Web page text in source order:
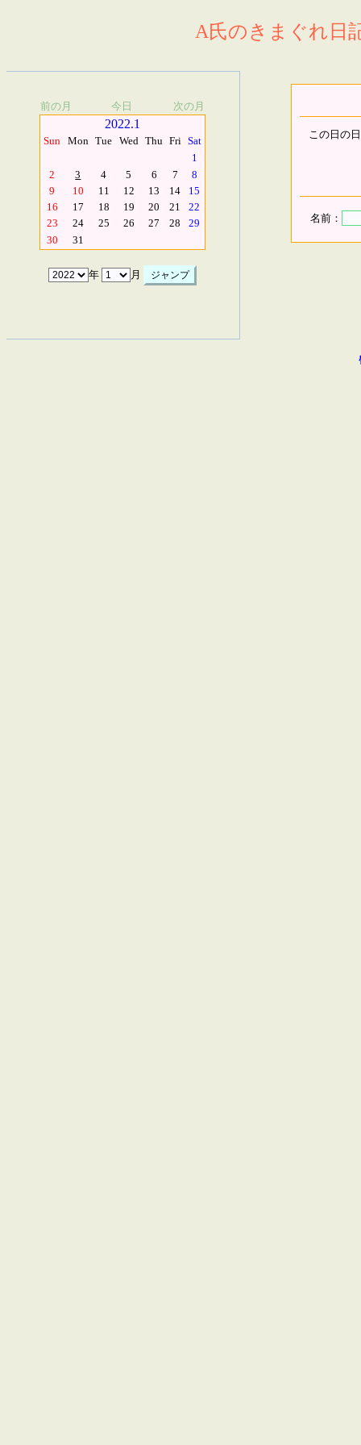
A氏のきまぐれ日
前の月 今日 次の月
2022.1
Sun Mon Tue Wed Thu Fri Sat
1
2
3 4 5 6 7
8
9
10 11 12 13 14
15
16
17 18 19 20 21
22
23
24 25 26 27 28
29
30
31
年 月
この日の
名前：